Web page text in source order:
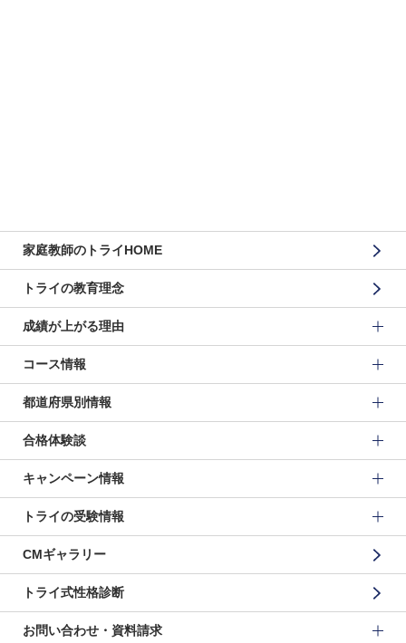
家庭教師のトライHOME
トライの教育理念
成績が上がる理由
コース情報
都道府県別情報
合格体験談
キャンペーン情報
トライの受験情報
CMギャラリー
トライ式性格診断
お問い合わせ・資料請求